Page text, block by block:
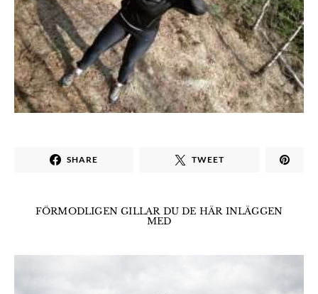
SHARE TWEET
FÖRMODLIGEN GILLAR DU DE HÄR INLÄGGEN
MED